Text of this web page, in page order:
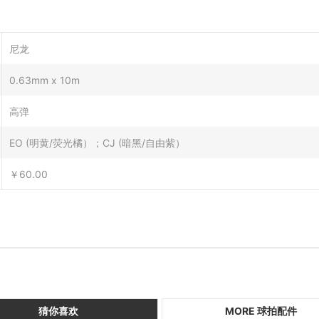
尼龙
0.63mm x 10m
高弹
EO (明黄/荧光橘）；CJ (暗黑/自由紫）
￥60.00
猜你喜欢 MORE 球拍配件